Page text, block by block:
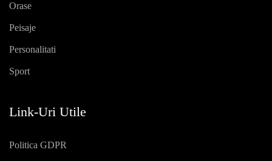
Orase
Peisaje
Personalitati
Sport
Link-Uri Utile
Politica GDPR